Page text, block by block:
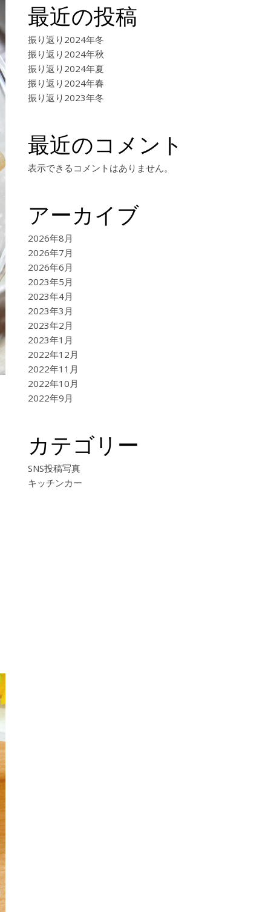
最近の投稿
振り返り2024年冬
振り返り2024年秋
振り返り2024年夏
振り返り2024年春
振り返り2023年冬
最近のコメント
表示できるコメントはありません。
アーカイブ
2026年8月
2026年7月
2026年6月
2023年5月
2023年4月
2023年3月
2023年2月
2023年1月
2022年12月
2022年11月
2022年10月
2022年9月
カテゴリー
SNS投稿写真
キッチンカー